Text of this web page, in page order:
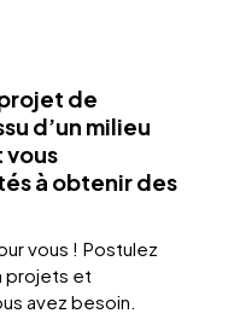
de
d’un milieu
vous
à obtenir des
vous ! Postulez
projets et
avez besoin.